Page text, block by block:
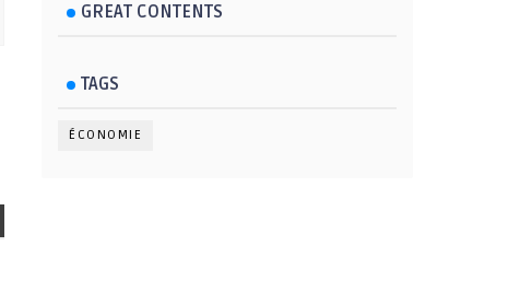
GREAT CONTENTS
TAGS
ÉCONOMIE